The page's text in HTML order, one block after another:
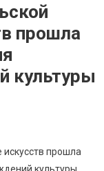
прошла
культуры
искусств прошла
культуры.